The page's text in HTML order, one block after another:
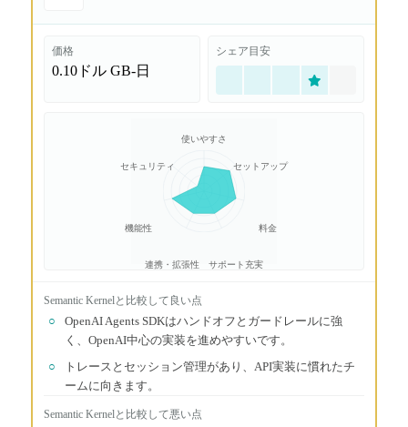
価格
0.10ドル GB-日
シェア目安
使いやすさ
セットアップ
料金
サポート充実
連携・拡張性
機能性
セキュリティ
Semantic Kernelと比較して良い点
○
OpenAI Agents SDKはハンドオフとガードレールに強
く、OpenAI中心の実装を進めやすいです。
○
トレースとセッション管理があり、API実装に慣れたチ
ームに向きます。
Semantic Kernelと比較して悪い点